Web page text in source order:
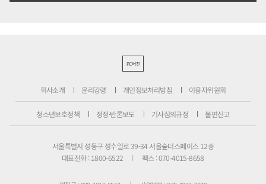
PC버전
회사소개 윤리강령 개인정보처리방침 이용자위원회
청소년보호정책 정정·반론보도 기사심의규정 불편신고
서울특별시 성동구 성수일로 39-34 서울숲더스페이스 12층
대표전화 : 1800-6522
팩스 : 070-4015-8658